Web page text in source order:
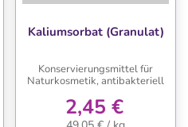
Kaliumsorbat (Granulat)
Konservierungsmittel für
Naturkosmetik, antibakteriell
2,45 €